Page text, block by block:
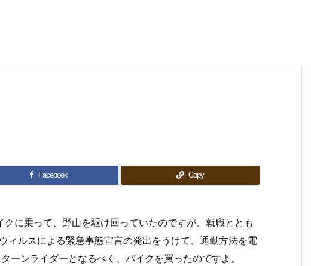
Facebook Copy
に乗って、野山を駆け回っていたのですが、就職ととも
ィルスによる緊急事態宣言の発出をうけて、通勤方法を電
ーンライダーとなるべく、バイクを買ったのですよ。